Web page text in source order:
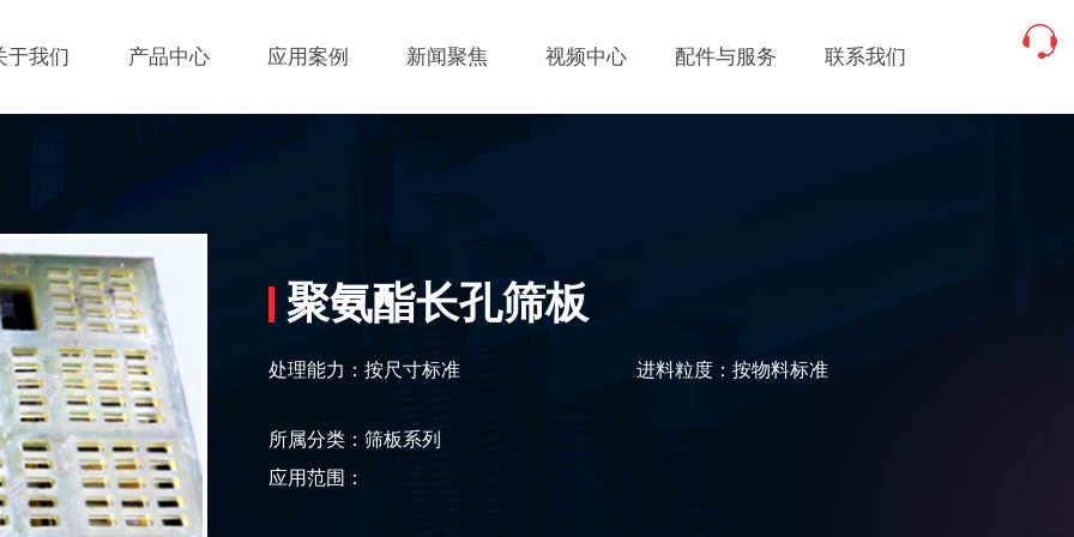
于我们
质荣誉
业实力
产品中心
输送提升设备
振动给料设备
筛板系列
应用案例 新闻聚焦
行业新闻
视频中心 配件与服务 联系我们
聚氨酯长孔筛板
处理能力：按尺寸标准 进料粒度：按物料标准
所属分类： 筛板系列
应用范围：